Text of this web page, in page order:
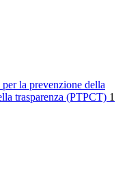
la prevenzione della
trasparenza (PTPCT) 1